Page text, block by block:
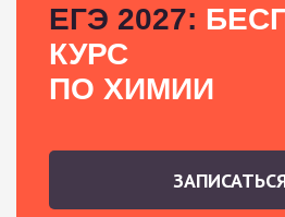
ЕГЭ 2027:
КУРС
ПО ХИМИИ